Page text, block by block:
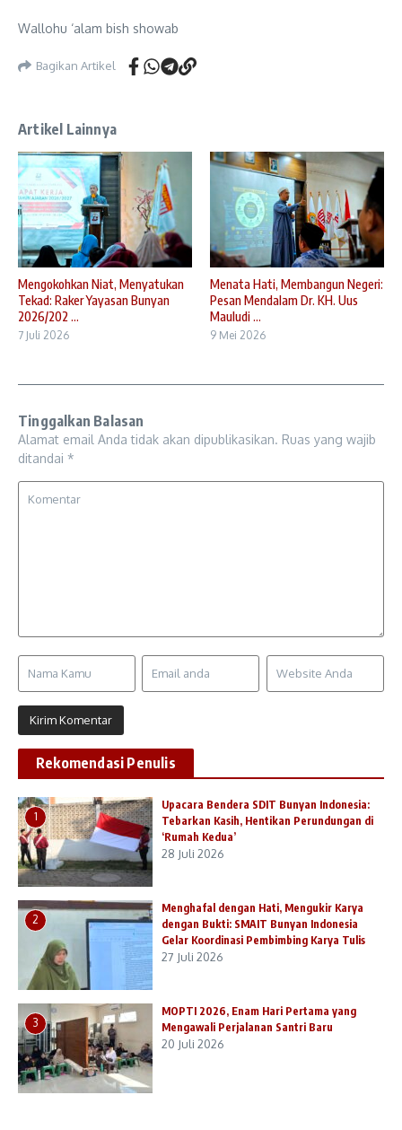
Wallohu ‘alam bish showab
Bagikan Artikel
Artikel Lainnya
Mengokohkan Niat, Menyatukan
Tekad: Raker Yayasan Bunyan
2026/202 ...
7 Juli 2026
Menata Hati, Membangun Negeri:
Pesan Mendalam Dr. KH. Uus
Mauludi ...
9 Mei 2026
Tinggalkan Balasan
Alamat email Anda tidak akan dipublikasikan. Ruas yang wajib
ditandai *
Rekomendasi Penulis
1
Upacara Bendera SDIT Bunyan Indonesia:
Tebarkan Kasih, Hentikan Perundungan di
‘Rumah Kedua’
28 Juli 2026
2
Menghafal dengan Hati, Mengukir Karya
dengan Bukti: SMAIT Bunyan Indonesia
Gelar Koordinasi Pembimbing Karya Tulis
27 Juli 2026
3
MOPTI 2026, Enam Hari Pertama yang
Mengawali Perjalanan Santri Baru
20 Juli 2026